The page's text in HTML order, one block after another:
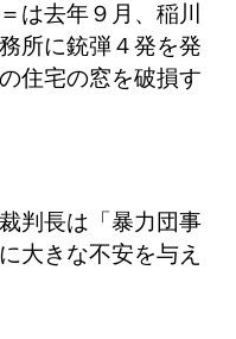
は去年９月、稲川
所に銃弾４発を発
住宅の窓を破損す
判長は「暴力団事
大きな不安を与え